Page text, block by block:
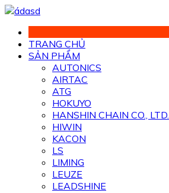
Chuyển
phần
dung
TRANG CHỦ
SẢN PHẨM
AUTONICS
AIRTAC
ATG
HOKUYO
HANSHIN CHAIN CO., LTD.
HIWIN
KACON
LS
LIMING
LEUZE
LEADSHINE